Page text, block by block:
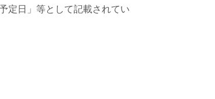
定日」等として記載されてい